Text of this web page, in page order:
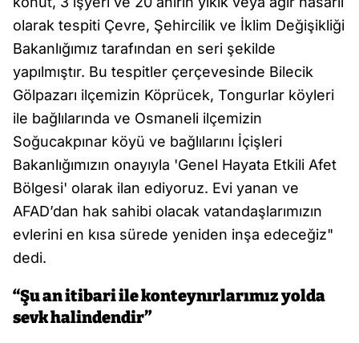
olarak tespiti Çevre, Şehircilik ve İklim Değişikliği
Bakanlığımız tarafından en seri şekilde
yapılmıştır. Bu tespitler çerçevesinde Bilecik
Gölpazarı ilçemizin Köprücek, Tongurlar köyleri
ile bağlılarında ve Osmaneli ilçemizin
Soğucakpınar köyü ve bağlılarını İçişleri
Bakanlığımızın onayıyla 'Genel Hayata Etkili Afet
Bölgesi' olarak ilan ediyoruz. Evi yanan ve
AFAD’dan hak sahibi olacak vatandaşlarımızın
evlerini en kısa sürede yeniden inşa edeceğiz"
dedi.
“Şu an itibari ile konteynırlarımız yolda
sevk halindendir”